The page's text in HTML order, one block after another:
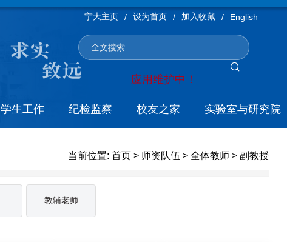
宁大主页 / 设为首页 / 加入收藏 / English
应用维护中！
学生工作 纪检监察 校友之家 实验室与研究院
当前位置: 首页 > 师资队伍 > 全体教师 > 副教授
教辅老师